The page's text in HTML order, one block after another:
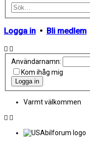
Logga in • Bli medlem
Användarnamn:
Kom ihåg mig
Varmt välkommen